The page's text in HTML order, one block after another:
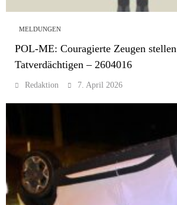
MELDUNGEN
POL-ME: Couragierte Zeugen stellen
Tatverdächtigen – 2604016
Redaktion 7. April 2026